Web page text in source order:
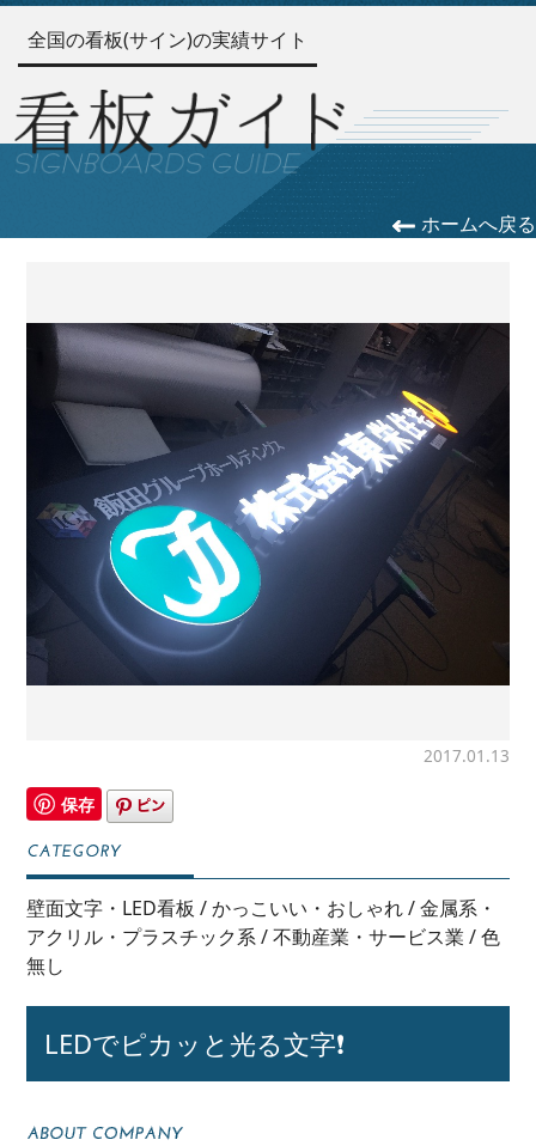
全国の看板(サイン)の実績サイト
ホームへ戻る
2017.01.13
保存
壁面文字・LED看板 /かっこいい・おしゃれ/金属系・
アクリル・プラスチック系/不動産業・サービス業 /色
無し
LEDでピカッと光る文字❗️